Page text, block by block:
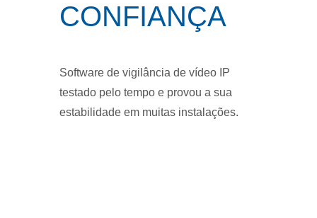
CONFIANÇA
Software de vigilância de vídeo IP
testado pelo tempo e provou a sua
estabilidade em muitas instalações.